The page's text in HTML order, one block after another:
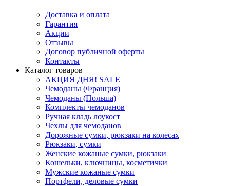
Доставка и оплата
Гарантия
Акции
Отзывы
Договор публичной оферты
Контакты
Каталог товаров
АКЦИЯ ДНЯ! SALE
Чемоданы (Франция)
Чемоданы (Польша)
Комплекты чемоданов
Ручная кладь лоукост
Чехлы для чемоданов
Дорожные сумки, рюкзаки на колесах
Рюкзаки, сумки
Женские кожаные сумки, рюкзаки
Кошельки, ключницы, косметички
Мужские кожаные сумки
Портфели, деловые сумки